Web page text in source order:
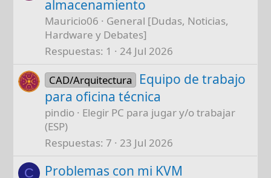
almacenamiento
Mauricio06
General [Dudas, Noticias,
Hardware y Debates]
Respuestas 1 24 Jul 2026
CAD/Arquitectura
Equipo de trabajo
para oficina técnica
pindio
Elegir PC para jugar y/o trabajar
(ESP)
Respuestas 7 23 Jul 2026
C Problemas con mi KVM